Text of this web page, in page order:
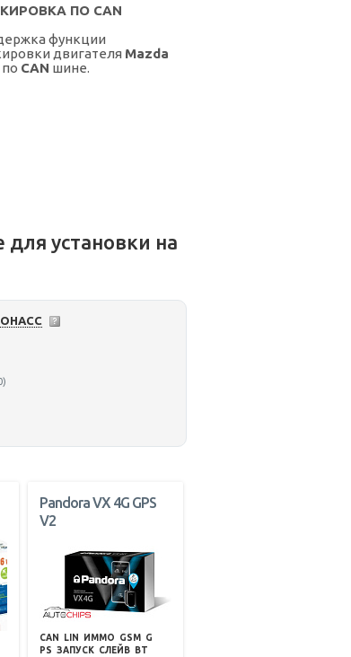
ПО CAN
функции
двигателя Mazda
по CAN шине.
установки на
Pandora VX 4G GPS
V2
CAN LIN ИММО GSM G
PS ЗАПУСК СЛЕЙВ BT